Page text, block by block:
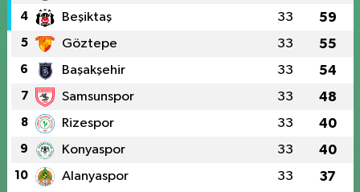
4 Beşiktaş 33 59
5 Göztepe 33 55
6 Başakşehir 33 54
7 Samsunspor 33 48
8 Rizespor 33 40
9 Konyaspor 33 40
10 Alanyaspor 33 37